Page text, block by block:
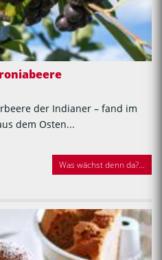
der Indianer – fand im
dem Osten...
Was wächst denn da?...